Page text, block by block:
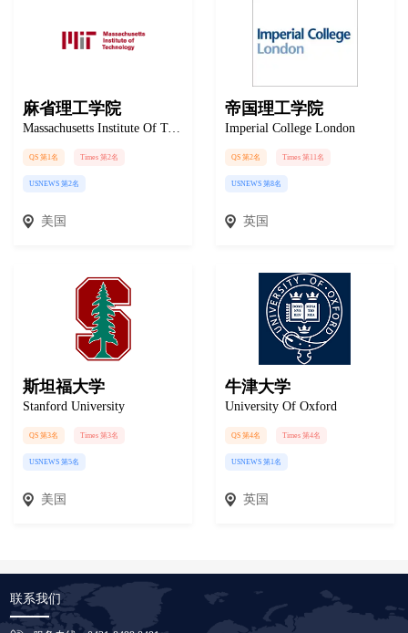
麻省理工学院
Massachusetts Institute Of Technology
QS 第1名 Times 第2名
USNEWS 第2名
美国
帝国理工学院
Imperial College London
QS 第2名 Times 第11名
USNEWS 第8名
英国
斯坦福大学
Stanford University
QS 第3名 Times 第3名
USNEWS 第5名
美国
牛津大学
University Of Oxford
QS 第4名 Times 第4名
USNEWS 第1名
英国
联系我们